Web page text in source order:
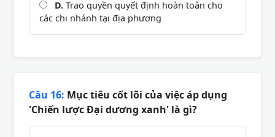
D. Trao quyền quyết định hoàn toàn cho
các chi nhánh tại địa phương
Câu 16: Mục tiêu cốt lõi của việc áp dụng
'Chiến lược Đại dương xanh' là gì?